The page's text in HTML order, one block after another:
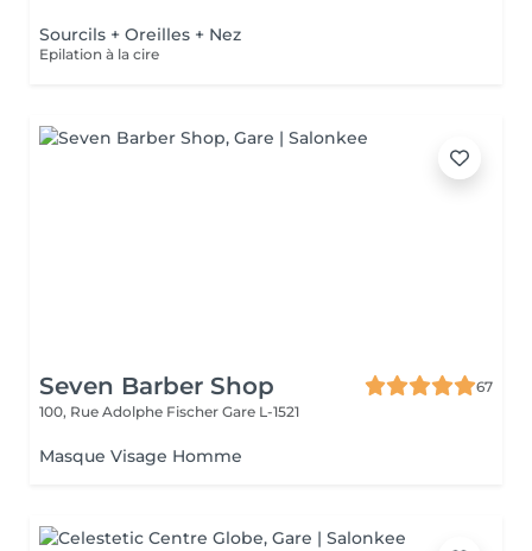
Sourcils + Oreilles + Nez
Epilation à la cire
Seven Barber Shop
67
100, Rue Adolphe Fischer Gare L-1521
Masque Visage Homme